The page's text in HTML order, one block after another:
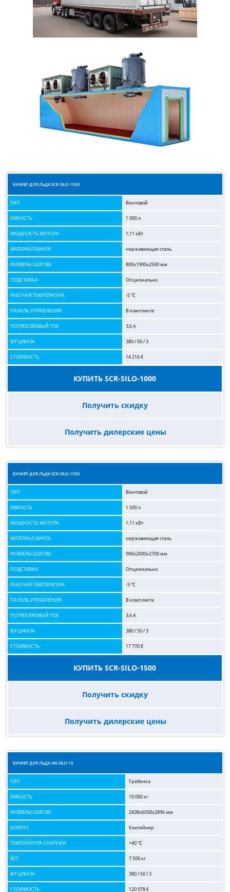
БУНКЕР ДЛЯ ЛЬДА SCR-SILO-1000
ТИП Винтовой
ЕМКОСТЬ 1 000 л
МОЩНОСТЬ МОТОРА 1,11 кВт
МАТЕРИАЛ ВИНТА нержавеющая сталь
РАЗМЕРЫ (ШХГХВ) 800х1900х2500 мм
ПОДСТАВКА Опционально
РАБОЧАЯ ТЕМПЕРАТУРА -5 ℃
ПАНЕЛЬ УПРАВЛЕНИЯ В комплекте
ПОТРЕБЛЯЕМЫЙ ТОК 3,6 А
В/ГЦ/ФАЗА 380 / 50 / 3
СТОИМОСТЬ 14 216 €
КУПИТЬ SCR-SILO-1000
Получить скидку
Получить дилерские цены
БУНКЕР ДЛЯ ЛЬДА SCR-SILO-1500
ТИП Винтовой
ЕМКОСТЬ 1 500 л
МОЩНОСТЬ МОТОРА 1,11 кВт
МАТЕРИАЛ ВИНТА нержавеющая сталь
РАЗМЕРЫ (ШХГХВ) 900x2000x2700 мм
ПОДСТАВКА Опционально
РАБОЧАЯ ТЕМПЕРАТУРА -5 ℃
ПАНЕЛЬ УПРАВЛЕНИЯ В комплекте
ПОТРЕБЛЯЕМЫЙ ТОК 3,6 А
В/ГЦ/ФАЗА 380 / 50 / 3
СТОИМОСТЬ 17 770 €
КУПИТЬ SCR-SILO-1500
Получить скидку
Получить дилерские цены
БУНКЕР ДЛЯ ЛЬДА AIS-SILO-10
ТИП Гребенка
ЕМКОСТЬ 10 000 кг
РАЗМЕРЫ (ШХГХВ) 2438x6058x2896 мм
КОРПУС Контейнер
ТЕМПЕРАТУРА СНАРУЖИ +40 ℃
ВЕС 7 500 кг
В/ГЦ/ФАЗА 380 / 50 / 3
СТОИМОСТЬ 120 978 €